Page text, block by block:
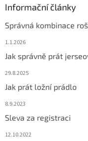
Informační články
Správná kombinace
1.1.2026
Jak správně prát
29.8.2025
Jak prát ložní prádlo
8.9.2023
Sleva za registraci
12.10.2022